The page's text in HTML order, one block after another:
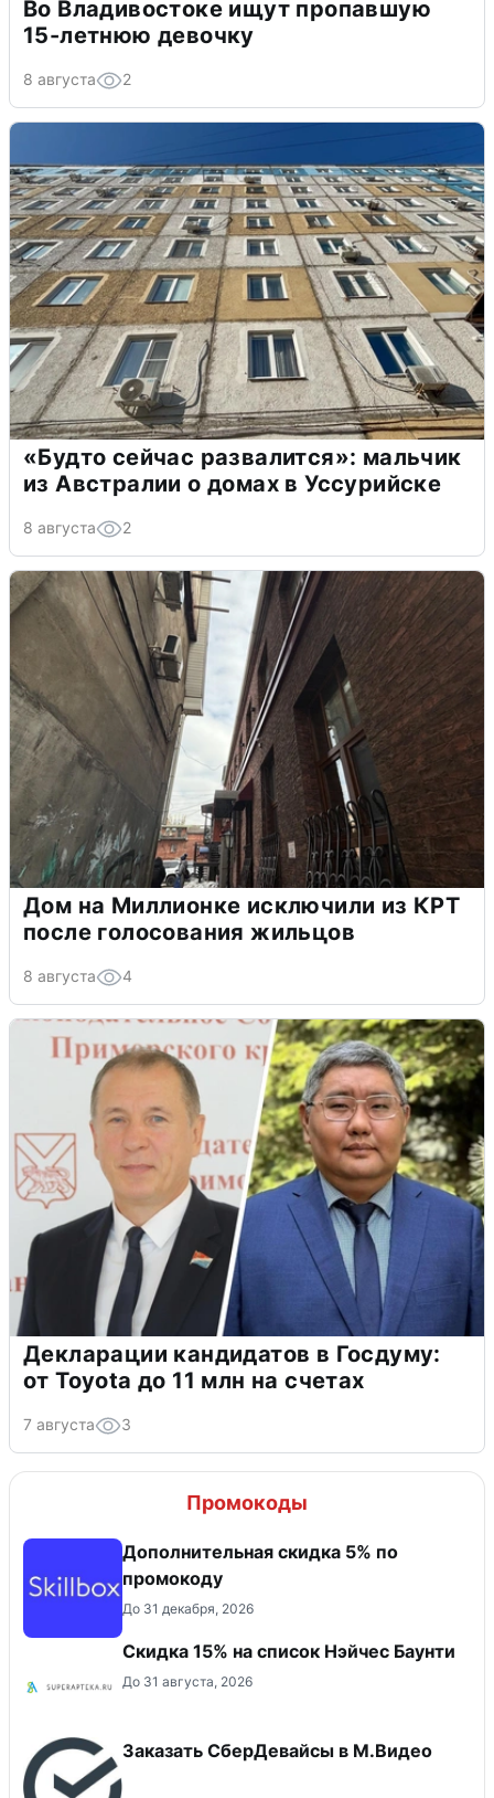
Во Владивостоке ищут пропавшую
15-летнюю девочку
8 августа 2
«Будто сейчас развалится»: мальчик
из Австралии о домах в Уссурийске
8 августа 2
Дом на Миллионке исключили из КРТ
после голосования жильцов
8 августа
Декларации кандидатов в Госдуму:
от Toyota до 11 млн на счетах
7 августа 3